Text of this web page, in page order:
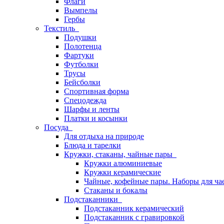
Вымпелы
Гербы
Текстиль
Подушки
Полотенца
Фартуки
Футболки
Трусы
Бейсболки
Спортивная форма
Спецодежда
Шарфы и ленты
Платки и косынки
Посуда
Для отдыха на природе
Блюда и тарелки
Кружки, стаканы, чайные пары
Кружки алюминиевые
Кружки керамические
Чайные, кофейные пары. Наборы для
Стаканы и бокалы
Подстаканники
Подстаканник керамический
Подстаканник c гравировкой